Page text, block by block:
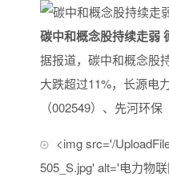
碳中和概念股持续走弱
据报道，碳中和概念股
大跌超过11%，长源电
（002549）、先河环
<img src='/
505_S.jpg' alt='电力物